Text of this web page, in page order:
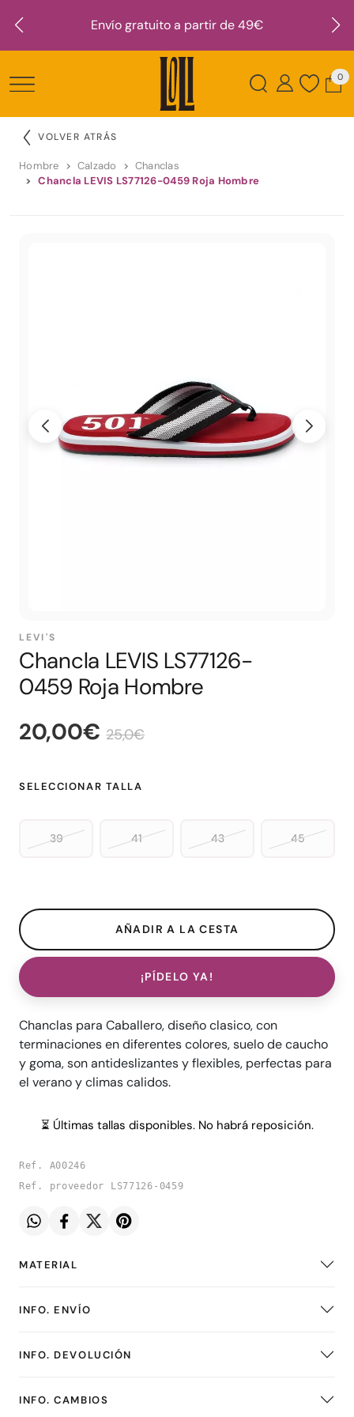
Envío gratuito a partir de 49€
0
VOLVER ATRÁS
Hombre Calzado
Chanclas
Chancla LEVIS LS77126-0459 Roja Hombre
LEVI'S
Chancla LEVIS LS77126-
0459 Roja Hombre
20,00€ 25,0€
SELECCIONAR TALLA
39 41 43 45
¡PÍDELO YA!
Chanclas para Caballero, diseño clasico, con
terminaciones en diferentes colores, suelo de caucho
y goma, son antideslizantes y flexibles, perfectas para
el verano y climas calidos.
⏳ Últimas tallas disponibles. No habrá reposición.
Ref. A00246
Ref. proveedor LS77126-0459
MATERIAL
INFO. ENVÍO
INFO. DEVOLUCIÓN
INFO. CAMBIOS